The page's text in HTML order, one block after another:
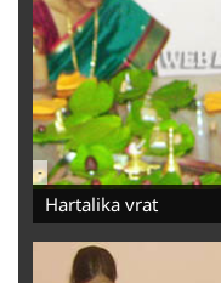
-
Hartalika vrat